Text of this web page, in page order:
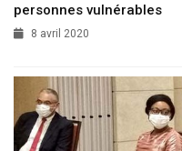
personnes vulnérables
8 avril 2020